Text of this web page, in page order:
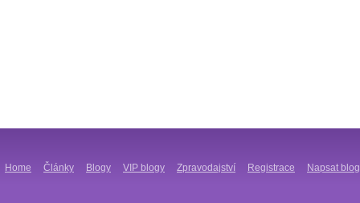
Home Články Blogy VIP blogy Zpravodajství Registrace Napsat blog